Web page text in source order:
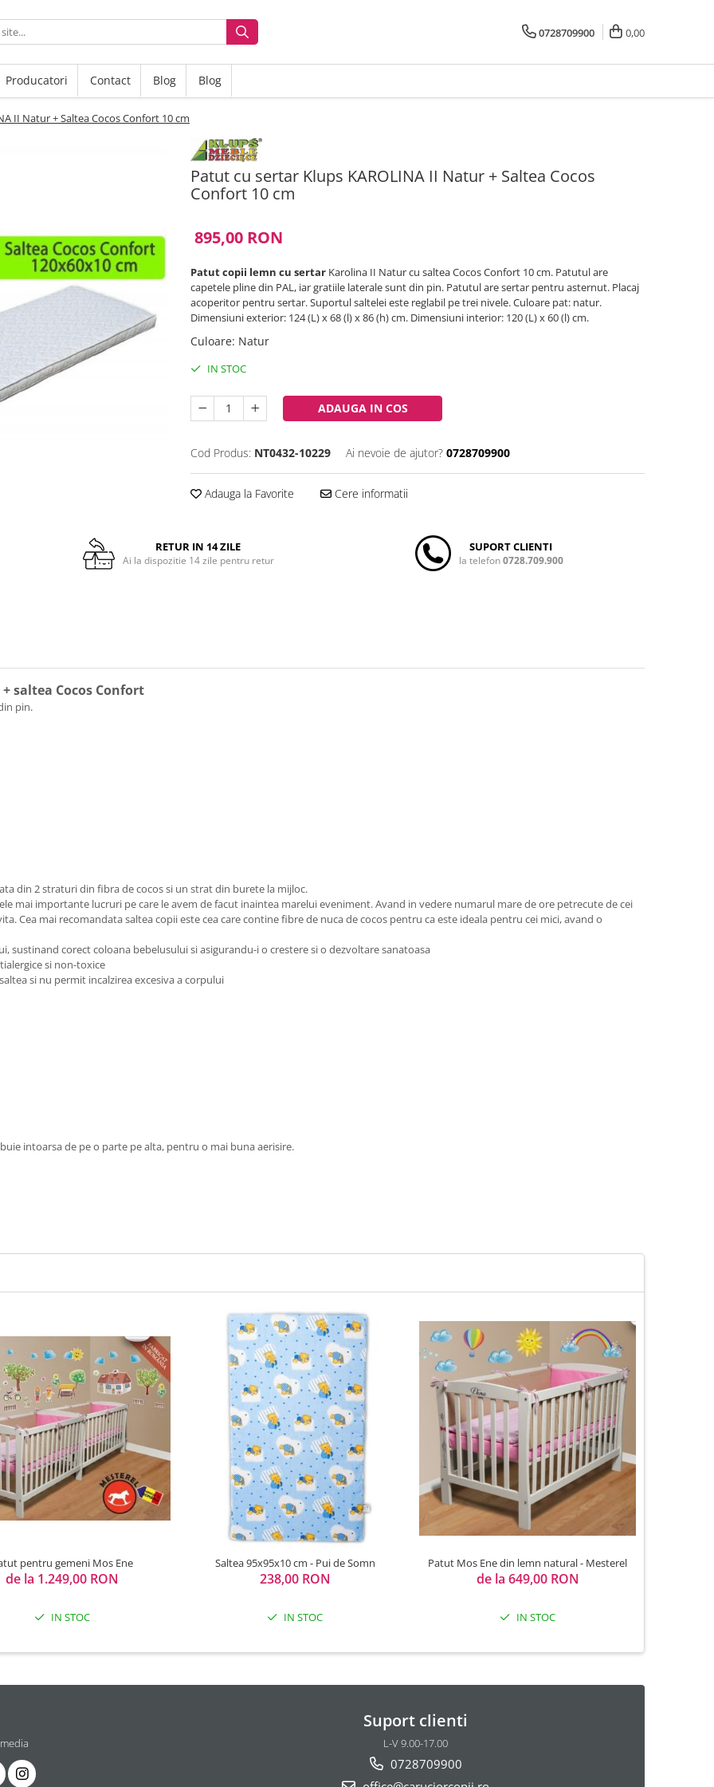
0728709900 0,00
Producatori Contact Blog Blog
II Natur + Saltea Cocos Confort 10 cm
Patut cu sertar Klups KAROLINA II Natur + Saltea Cocos
Confort 10 cm
895,00 RON
Patut copii lemn cu sertar Karolina II Natur cu saltea Cocos Confort 10 cm. Patutul are
capetele pline din PAL, iar gratiile laterale sunt din pin. Patutul are sertar pentru asternut. Placaj
acoperitor pentru sertar. Suportul saltelei este reglabil pe trei nivele. Culoare pat: natur.
Dimensiuni exterior: 124 (L) x 68 (l) x 86 (h) cm. Dimensiuni interior: 120 (L) x 60 (l) cm.
Culoare: Natur
IN STOC
ADAUGA IN COS
Cod Produs: NT0432-10229 Ai nevoie de ajutor? 0728709900
Adauga la Favorite Cere informatii
RETUR IN 14 ZILE
Ai la dispozitie 14 zile pentru retur
SUPORT CLIENTI
la telefon0728.709.900
saltea Cocos Confort
pin.
din 2 straturi din fibra de cocos si un strat din burete la mijloc.
mai importante lucruri pe care le avem de facut inaintea marelui eveniment. Avand in vedere numarul mare de ore petrecute de cei
Cea mai recomandata saltea copii este cea care contine fibre de nuca de cocos pentru ca este ideala pentru cei mici, avand o
sustinand corect coloana bebelusului si asigurandu-i o crestere si o dezvoltare sanatoasa
si non-toxice
si nu permit incalzirea excesiva a corpului
intoarsa de pe o parte pe alta, pentru o mai buna aerisire.
pentru gemeni Mos Ene
de la 1.249,00 RON
IN STOC
Saltea 95x95x10 cm - Pui de Somn
238,00 RON
IN STOC
Patut Mos Ene din lemn natural - Mesterel
de la 649,00 RON
IN STOC
Suport clienti
L-V 9.00-17.00
0728709900